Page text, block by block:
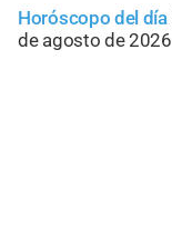
Horóscopo del día
de agosto de 2026